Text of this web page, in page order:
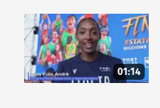
01:14